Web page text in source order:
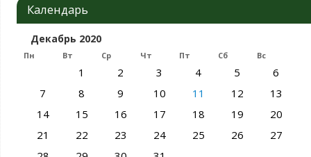
Календарь
Декабрь 2020
Пн Вт Ср Чт Пт Сб Вс
1 2 3 4 5
6
7
8 9 10 11 12
13
14
15 16 17 18 19
20
21
22 23 24 25 26
27